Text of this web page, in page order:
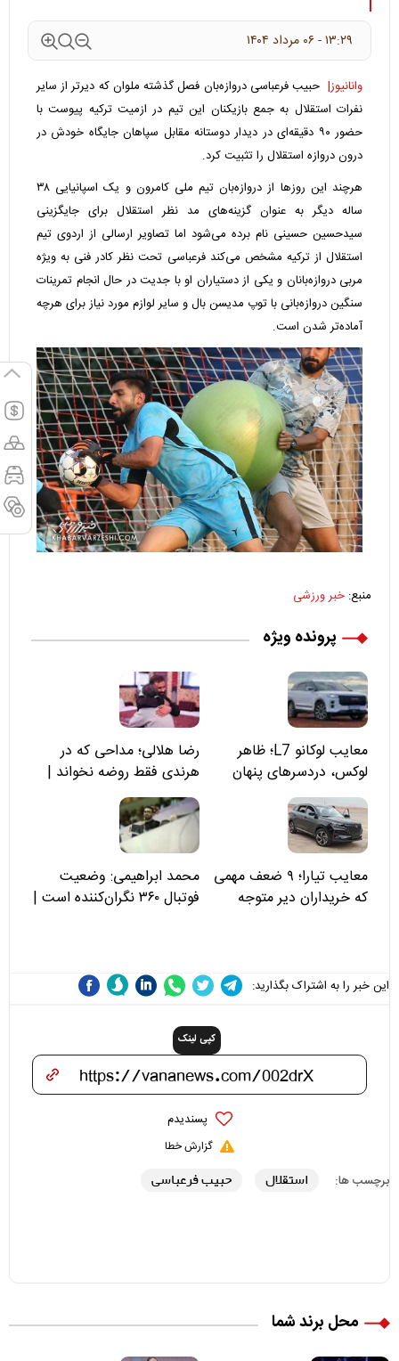
۱۳:۲۹ - ۰۶ مرداد ۱۴۰۴
وانانیوز| حبیب فرعباسی دروازه‌بان فصل گذشته ملوان که دیرتر از سایر
نفرات استقلال به جمع بازیکنان این تیم در ازمیت ترکیه پیوست با
حضور ۹۰ دقیقه‌ای در دیدار دوستانه مقابل سپاهان جایگاه خودش در
درون دروازه استقلال را تثبیت کرد.
هرچند این روزها از دروازه‌بان تیم ملی کامرون و یک اسپانیایی ۳۸
ساله دیگر به عنوان گزینه‌های مد نظر استقلال برای جایگزینی
سیدحسین حسینی نام برده می‌شود اما تصاویر ارسالی از اردوی تیم
استقلال از ترکیه مشخص می‌کند فرعباسی تحت نظر کادر فنی به ویژه
مربی دروازه‌بانان و یکی از دستیاران او با جدیت در حال انجام تمرینات
سنگین دروازه‌بانی با توپ مدیسن بال و سایر لوازم مورد نیاز برای هرچه
آماده‌تر شدن است.
منبع: خبر ورزشی
پرونده ویژه
معایب لوکانو L7؛ ظاهر
لوکس، دردسرهای پنهان
رضا هلالی؛ مداحی که در
هرندی فقط روضه نخواند |
مسئولان «تکیه‌گاه آقا مرتضی
علی(ع)» را جدی‌تر ببینند
معایب تیارا؛ ۹ ضعف مهمی
که خریداران دیر متوجه
محمد ابراهیمی: وضعیت
فوتبال ۳۶۰ نگران‌کننده است |
این خبر را به اشتراک بگذارید:
کپی لینک
پسندیدم
گزارش خطا
برچسب ها: استقلال حبیب فرعباسی
محل برند شما